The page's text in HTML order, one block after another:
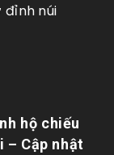
đỉnh núi
hộ chiếu
– Cập nhật